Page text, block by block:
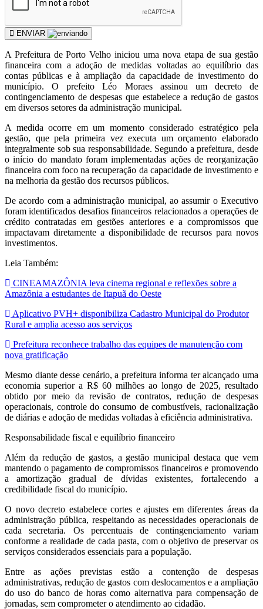
ENVIAR
A Prefeitura de Porto Velho iniciou uma nova etapa de sua gestão
financeira com a adoção de medidas voltadas ao equilíbrio das
contas públicas e à ampliação da capacidade de investimento do
município. O prefeito Léo Moraes assinou um decreto de
contingenciamento de despesas que estabelece a redução de gastos
em diversos setores da administração municipal.
A medida ocorre em um momento considerado estratégico pela
gestão, que pela primeira vez executa um orçamento elaborado
integralmente sob sua responsabilidade. Segundo a prefeitura, desde
o início do mandato foram implementadas ações de reorganização
financeira com foco na recuperação da capacidade de investimento e
na melhoria da gestão dos recursos públicos.
De acordo com a administração municipal, ao assumir o Executivo
foram identificados desafios financeiros relacionados a operações de
crédito contratadas em gestões anteriores e a compromissos que
impactavam diretamente a disponibilidade de recursos para novos
investimentos.
Leia Também:
CINEAMAZÔNIA leva cinema regional e reflexões sobre a
Amazônia a estudantes de Itapuã do Oeste
Aplicativo PVH+ disponibiliza Cadastro Municipal do Produtor
Rural e amplia acesso aos serviços
Prefeitura reconhece trabalho das equipes de manutenção com
nova gratificação
Mesmo diante desse cenário, a prefeitura informa ter alcançado uma
economia superior a R$ 60 milhões ao longo de 2025, resultado
obtido por meio da revisão de contratos, redução de despesas
operacionais, controle do consumo de combustíveis, racionalização
de diárias e adoção de medidas voltadas à eficiência administrativa.
Responsabilidade fiscal e equilíbrio financeiro
Além da redução de gastos, a gestão municipal destaca que vem
mantendo o pagamento de compromissos financeiros e promovendo
a amortização gradual de dívidas existentes, fortalecendo a
credibilidade fiscal do município.
O novo decreto estabelece cortes e ajustes em diferentes áreas da
administração pública, respeitando as necessidades operacionais de
cada secretaria. Os percentuais de contingenciamento variam
conforme a realidade de cada pasta, com o objetivo de preservar os
serviços considerados essenciais para a população.
Entre as ações previstas estão a contenção de despesas
administrativas, redução de gastos com deslocamentos e a ampliação
do uso do banco de horas como alternativa para compensação de
jornadas, sem comprometer o atendimento ao cidadão.